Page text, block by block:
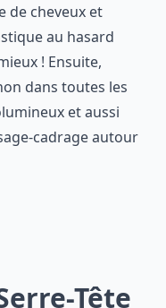
de cheveux et
au hasard
! Ensuite,
dans toutes les
et aussi
cadrage autour
Tête